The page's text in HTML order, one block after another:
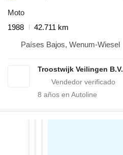
Moto
1988
42.711 km
Países Bajos, Wenum-Wiesel
Troostwijk Veilingen B.V.
8 años en Autoline